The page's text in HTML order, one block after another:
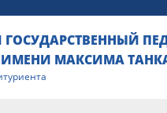
ГОСУДАРСТВЕННЫЙ
ИМЕНИ МАКСИМА